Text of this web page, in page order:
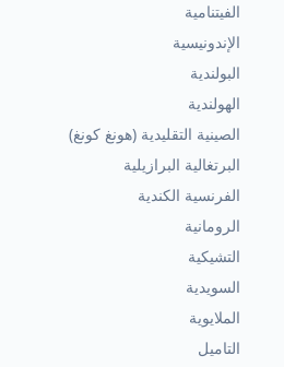
الفيتنامية
الإندونيسية
البولندية
الهولندية
الصينية التقليدية (هونغ كونغ)
البرتغالية البرازيلية
الفرنسية الكندية
الرومانية
التشيكية
السويدية
الملايوية
التاميل